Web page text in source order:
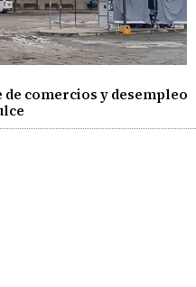
de comercios y desempleo